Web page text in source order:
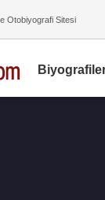
Otobiyografi Sitesi